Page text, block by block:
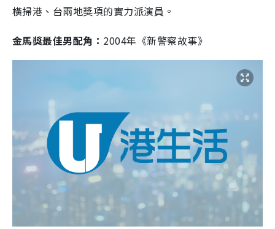
橫掃港、台兩地獎項的實力派演員。
金馬獎最佳男配角： 2004年《新警察故事》